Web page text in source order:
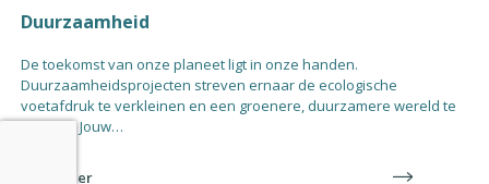
Duurzaamheid
De toekomst van onze planeet ligt in onze handen.
Duurzaamheidsprojecten streven ernaar de ecologische
voetafdruk te verkleinen en een groenere, duurzamere wereld te
creëren. Jouw…
Lees meer